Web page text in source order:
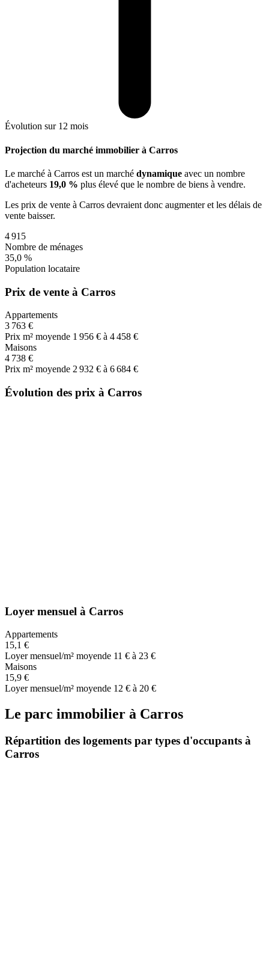
Évolution sur 12 mois
Projection du marché immobilier à Carros
Le marché à Carros est un marché dynamique avec un nombre
d'acheteurs 19,0 % plus élevé que le nombre de biens à vendre.
Les prix de vente à Carros devraient donc augmenteret les délais de
vente baisser.
4 915
Nombre de ménages
35,0 %
Population locataire
Prix de vente à Carros
Appartements
3 763 €
Prix m² moyende 1 956 € à 4 458 €
Maisons
4 738 €
Prix m² moyende 2 932 € à 6 684 €
Évolution des prix à Carros
Loyer mensuel à Carros
Appartements
15,1 €
Loyer mensuel/m² moyende 11 € à 23 €
Maisons
15,9 €
Loyer mensuel/m² moyende 12 € à 20 €
Le parc immobilier à Carros
Répartition des logements par types d'occupants à
Carros